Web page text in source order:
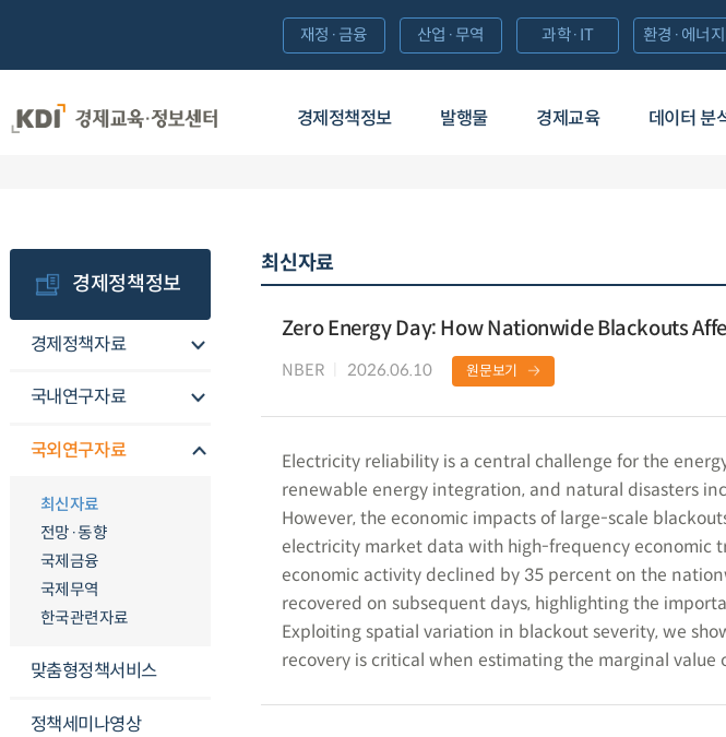
경제정책정보 발행물 경제교육 데이터 분
재정·금융 산업·무역 과학·IT 환경·에너지
경제정책정보
경제정책자료
국내연구자료
국외연구자료
최신자료
전망·동향
국제금융
국제무역
한국관련자료
맞춤형정책서비스
정책세미나영상
최신자료
Zero Energy Day: How Nationwide Blackouts
NBER 2026.06.10 원문보기
Electricity reliability is a central challenge for the
renewable energy integration, and natural disasters
However, the economic impacts of large-scale
electricity market data with high-frequency economic
economic activity declined by 35 percent on the
recovered on subsequent days, highlighting the
Exploiting spatial variation in blackout severity, we
recovery is critical when estimating the marginal value